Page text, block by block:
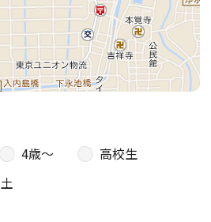
4歳〜
高校生
土